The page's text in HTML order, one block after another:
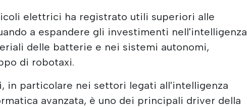
elettrici ha registrato utili superiori alle
a espandere gli investimenti nell'intelligenza
delle batterie e nei sistemi autonomi,
di robotaxi.
in particolare nei settori legati all'intelligenza
avanzata, è uno dei principali driver della